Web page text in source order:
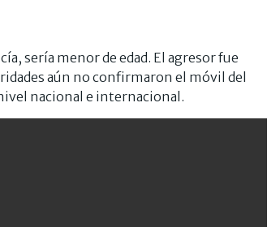
sería menor de edad. El agresor fue
aún no confirmaron el móvil del
nacional e internacional.